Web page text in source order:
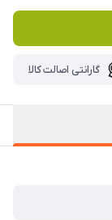
گارانتی اصالت کالا